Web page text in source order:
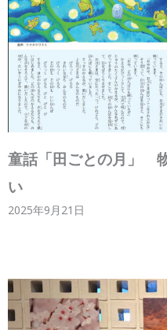
童話「田ごとの月」
い
2025年9月21日